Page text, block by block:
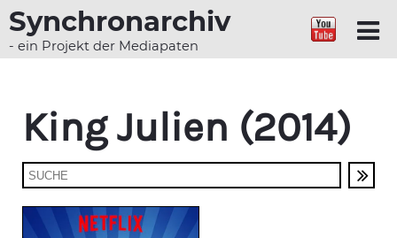
Synchronarchiv
- ein Projekt der Mediapaten
King Julien (2014)